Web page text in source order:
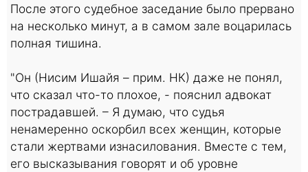
После этого судебное заседание было прервано
на несколько минут, а в самом зале воцарилась
полная тишина.
"Он (Нисим Ишайя – прим. НК) даже не понял,
что сказал что-то плохое, - пояснил адвокат
пострадавшей. – Я думаю, что судья
ненамеренно оскорбил всех женщин, которые
стали жертвами изнасилования. Вместе с тем,
его высказывания говорят и об уровне